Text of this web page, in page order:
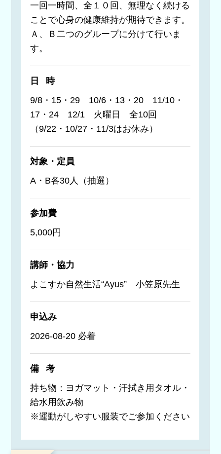
一回一時間、全１０回、無理なく続ける
ことで心身の健康維持が期待できます。
Ａ、Ｂ二つのグループに分けて行いま
す。
日時
9/8・15・29 10/6・13・20 11/10・
17・24 12/1 火曜日 全10回
（9/22・10/27・11/3はお休み）
対象・定員
A・B各30人（抽選）
参加費
5,000円
講師・協力
よこすか自然生活“Ayus” 小笠原先生
申込み
2026-08-20 必着
備考
持ち物：ヨガマット・汗拭き用タオル・
給水用飲み物
※運動がしやすい服装でご参加ください